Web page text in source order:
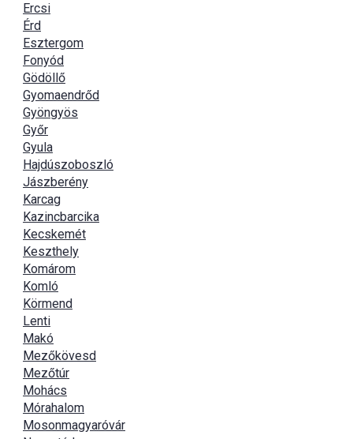
Ercsi
Érd
Esztergom
Fonyód
Gödöllő
Gyomaendrőd
Gyöngyös
Győr
Gyula
Hajdúszoboszló
Jászberény
Karcag
Kazincbarcika
Kecskemét
Keszthely
Komárom
Komló
Körmend
Lenti
Makó
Mezőkövesd
Mezőtúr
Mohács
Mórahalom
Mosonmagyaróvár